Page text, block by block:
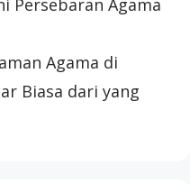
Agama di
Biasa dari yang